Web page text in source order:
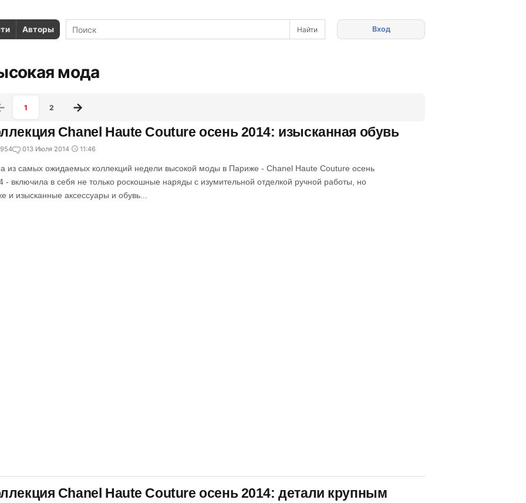
Авторы Вход
мода
1 2
Chanel Haute Couture осень 2014: изысканная обувь
013 Июля 2014 11:46
из самых ожидаемых коллекций недели высокой моды в Париже - Chanel Haute Couture осень
- включила в себя не только роскошные наряды с изумительной отделкой ручной работы, но
и изысканные аксессуары и обувь...
Chanel Haute Couture осень 2014: детали крупным